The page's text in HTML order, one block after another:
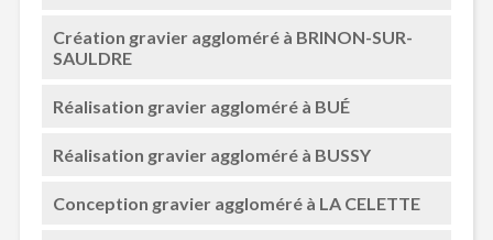
Création gravier aggloméré à BRINON-SUR-
SAULDRE
Réalisation gravier aggloméré à BUÉ
Réalisation gravier aggloméré à BUSSY
Conception gravier aggloméré à LA CELETTE